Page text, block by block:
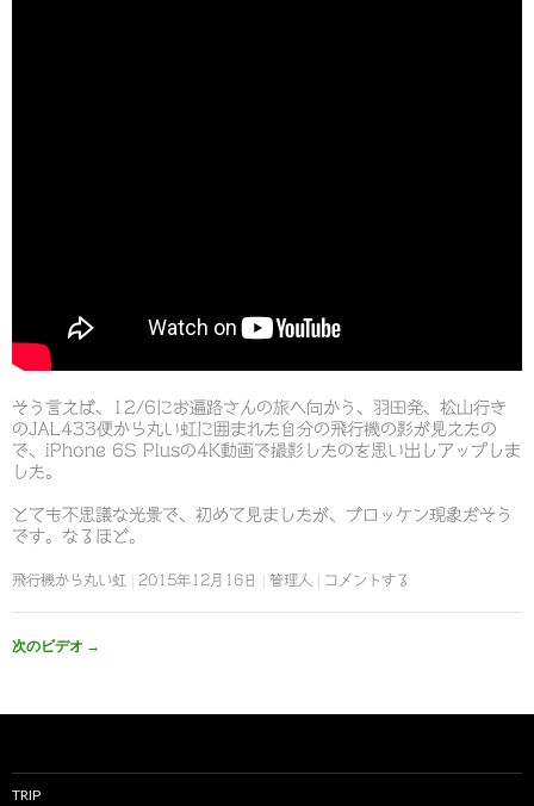
そう言えば、12/6にお遍路さんの旅へ向かう、羽田発、松山行き
のJAL433便から丸い虹に囲まれた自分の飛行機の影が見えたの
で、iPhone 6S Plusの4K動画で撮影したのを思い出しアップしま
した。
とても不思議な光景で、初めて見ましたが、ブロッケン現象だそう
です。なるほど。
飛行機から丸い虹 2015年12月16日 管理人 コメントする
次のビデオ →
TRIP